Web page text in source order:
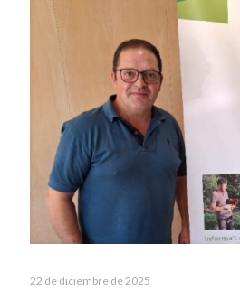
22 de diciembre de 2025